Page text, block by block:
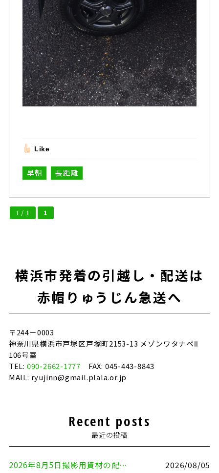
Like
早朝 長距離
1 / 1 1
横浜市発着の引越し・配送は
赤帽りゅうじん急送へ
〒244－0003
神奈川県横浜市戸塚区戸塚町2153-13 メゾンワタナベⅡ
106号室
TEL: 090-2662-1777 FAX: 045-443-8843
MAIL: ryujinn@gmail.plala.or.jp
Recent posts
最近の投稿
2026年8月5日撮影用資材の配送（鎌倉市⇒港区）
2026/08/05